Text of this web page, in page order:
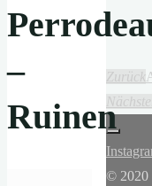
–
Ruinen
Zurück
© 2020